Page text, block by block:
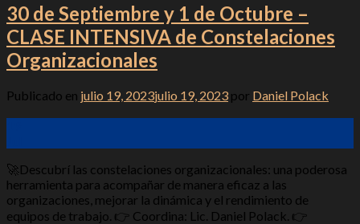
30 de Septiembre y 1 de Octubre –
CLASE INTENSIVA de Constelaciones
Organizacionales
Publicado en julio 19, 2023julio 19, 2023 por Daniel Polack
🚀Descubrí las constelaciones organizacionales: una poderosa
herramienta para acompañar de manera eficaz a las
organizaciones, mejorar la dinámica y el rendimiento de
equipos de trabajo. 👉 Coordina: Lic. Daniel Polack. 👉